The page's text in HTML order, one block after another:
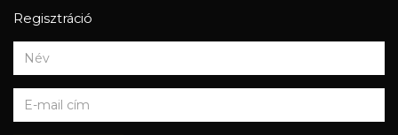
Regisztráció